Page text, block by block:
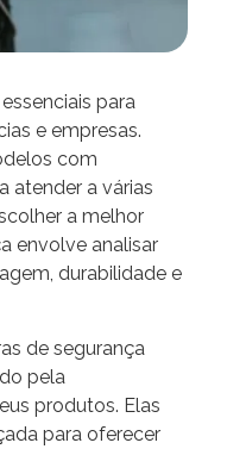
para
e empresas.
com
atender a várias
a melhor
envolve analisar
durabilidade e
de segurança
pela
produtos. Elas
para oferecer